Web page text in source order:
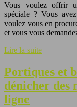
Vous voulez offrir
spéciale ? Vous
voulez vous en
et vous vous
Lire la suite
Portiques et
dénicher des
ligne